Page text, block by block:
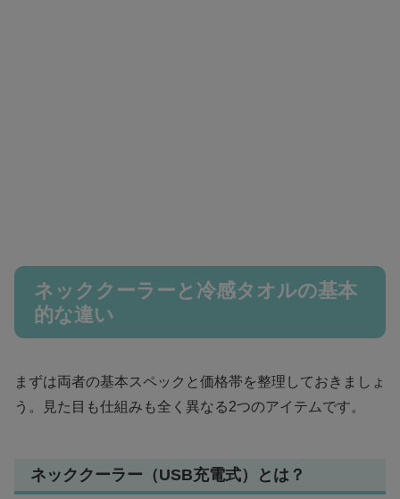
ネッククーラーと冷感タオルの基本
的な違い
まずは両者の基本スペックと価格帯を整理しておきましょ
う。見た目も仕組みも全く異なる2つのアイテムです。
ネッククーラー（USB充電式）とは？